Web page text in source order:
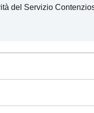
del Servizio